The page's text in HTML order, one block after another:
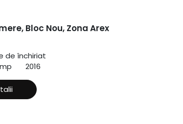
Bloc Nou, Zona Arex
de închiriat
2016